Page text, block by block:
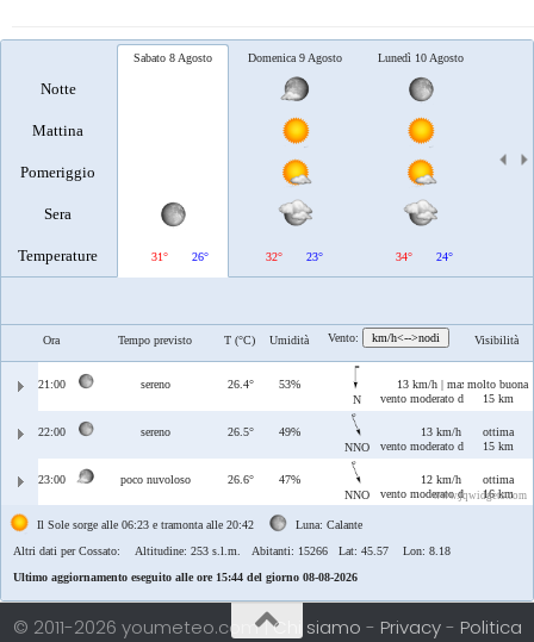
Notte
Mattina
Pomeriggio
Sera
Temperature
Sabato 8 Agosto
31° 26°
Domenica 9 Agosto
32° 23°
Lunedì 10 Agosto
34° 24°
Ora Tempo previsto T (°C) Umidità Vento: km/h<-->nodi Visibilità
21:00 sereno 26.4°
53%
N
13 km/h | max 16 km/h
vento moderato di Tramontana
molto buona
15 km
22:00 sereno 26.5°
49%
NNO
13 km/h | max 14 km/
vento moderato di Maestrale/
ottima
15 km
23:00 poco nuvoloso 26.6°
47%
NNO
12 km/h | max 13 km/
vento moderato di Maestrale/
ottima
16 km
www.jqwidgets.com
Il Sole sorge alle 06:23 e tramonta alle 20:42
Luna: Calante
Altri dati per Cossato: Altitudine: 253 s.l.m. Abitanti: 15266 Lat: 45.57 Lon: 8.18
Ultimo aggiornamento eseguito alle ore 15:44 del giorno 08-08-2026
© 2011-2026 youmeteo.com |Chi siamo - Privacy- Politica